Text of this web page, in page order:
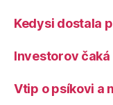
Kedysi dostala
Investorov
Vtip o psíkovi a